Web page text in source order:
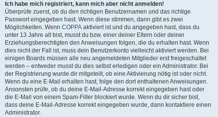
Ich habe mich registriert, kann mich aber nicht anmelden!
Überprüfe zuerst, ob du den richtigen Benutzernamen und das richtige
Passwort eingegeben hast. Wenn diese stimmen, dann gibt es zwei
Möglichkeiten. Wenn COPPA aktiviert ist und du angegeben hast, dass du
unter 13 Jahre alt bist, musst du bzw. einer deiner Eltern oder deiner
Erziehungsberechtigten den Anweisungen folgen, die du erhalten hast. Wenn
dies nicht der Fall ist, muss dein Benutzerkonto vielleicht aktiviert werden. Bei
einigen Boards müssen alle neu angemeldeten Mitglieder erst freigeschaltet
werden – entweder musst du dies selbst erledigen oder ein Administrator. Bei
der Registrierung wurde dir mitgeteilt, ob eine Aktivierung nötig ist oder nicht.
Wenn du eine E-Mail erhalten hast, folge den dort enthaltenen Anweisungen.
Ansonsten prüfe, ob du deine E-Mail-Adresse korrekt eingegeben hast oder
die E-Mail von einem Spam-Filter blockiert wurde. Wenn du dir sicher bist,
dass deine E-Mail-Adresse korrekt eingegeben wurde, dann kontaktiere einen
Administrator.